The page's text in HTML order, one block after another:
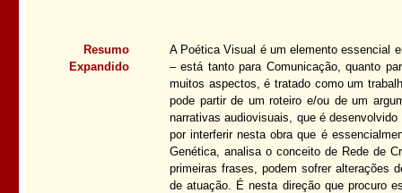
Resumo
Expandido
A Poética Visual é um elemento essencial
– está tanto para Comunicação, quanto
muitos aspectos, é tratado como um
pode partir de um roteiro e/ou de um
narrativas audiovisuais, que é
por interferir nesta obra que é
Genética, analisa o conceito de Rede de
primeiras frases, podem sofrer alterações
de atuação. É nesta direção que procuro